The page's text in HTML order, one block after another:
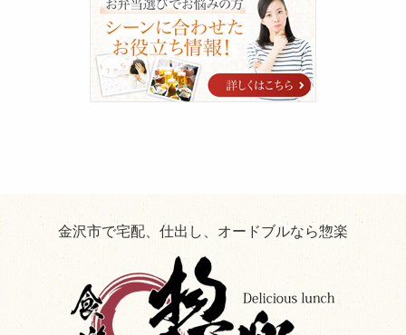
ー
合
わ
せ
ち
情
報！
金沢市で宅配、仕出し、オードブルなら惣楽